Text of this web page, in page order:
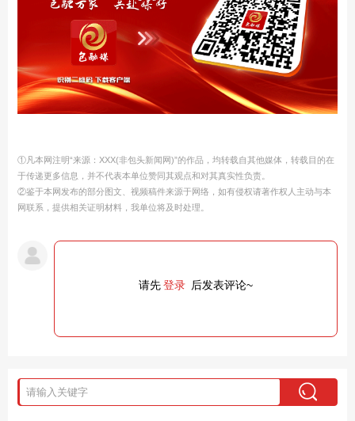
①凡本网注明“来源：XXX(非包头新闻网)”的作品，均转载自其他媒体，转载目的在
于传递更多信息，并不代表本单位赞同其观点和对其真实性负责。
②鉴于本网发布的部分图文、视频稿件来源于网络，如有侵权请著作权人主动与本
网联系，提供相关证明材料，我单位将及时处理。
请先登录 后发表评论~